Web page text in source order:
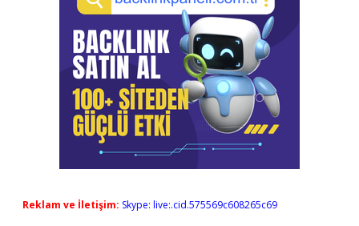
Reklam ve İletişim: Skype: live:.cid.575569c608265c69